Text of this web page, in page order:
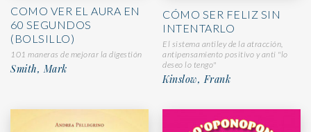
COMO VER EL AURA EN
60 SEGUNDOS
(BOLSILLO)
101 maneras de mejorar la digestión
Smith, Mark
CÓMO SER FELIZ SIN
INTENTARLO
El sistema antiley de la atracción,
antipensamiento positivo y anti "lo
deseo lo tengo"
Kinslow, Frank